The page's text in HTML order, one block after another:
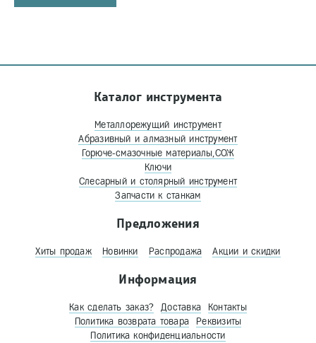
Каталог инструмента
Металлорежущий инструмент
Абразивный и алмазный инструмент
Горюче-смазочные материалы,СОЖ
Ключи
Слесарный и столярный инструмент
Запчасти к станкам
Предложения
Хиты продаж Новинки Распродажа Акции и скидки
Информация
Как сделать заказ? Доставка
Контакты
Политика возврата товара
Реквизиты
Политика конфиденциальности